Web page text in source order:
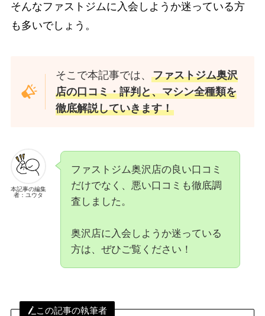
そんなファストジムに入会しようか迷っている方
も多いでしょう。
そこで本記事では、ファストジム奥沢
店の口コミ・評判と、マシン全種類を
徹底解説していきます！
本記事の編集
者：ユウタ
ファストジム奥沢店の良い口コミ
だけでなく、悪い口コミも徹底調
査しました。
奥沢店に入会しようか迷っている
方は、ぜひご覧ください！
この記事の執筆者